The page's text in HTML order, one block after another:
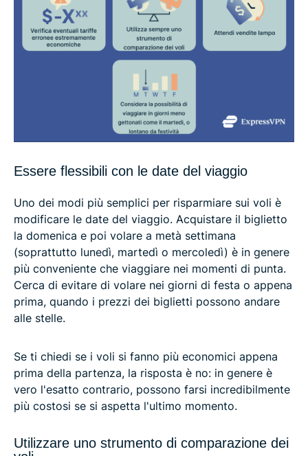
Essere flessibili con le date del viaggio
Uno dei modi più semplici per risparmiare sui voli è
modificare le date del viaggio. Acquistare il biglietto
la domenica e poi volare a metà settimana
(soprattutto lunedì, martedì o mercoledì) è in genere
più conveniente che viaggiare nei momenti di punta.
Cerca di evitare di volare nei giorni di festa o appena
prima, quando i prezzi dei biglietti possono andare
alle stelle.
Se ti chiedi se i voli si fanno più economici appena
prima della partenza, la risposta è no: in genere è
vero l'esatto contrario, possono farsi incredibilmente
più costosi se si aspetta l'ultimo momento.
Utilizzare uno strumento di comparazione dei